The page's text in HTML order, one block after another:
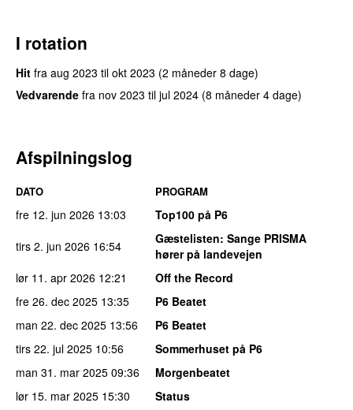
I rotation
Hit fra aug 2023 til okt 2023 (2 måneder 8 dage)
Vedvarende fra nov 2023 til jul 2024 (8 måneder 4 dage)
Afspilningslog
DATO PROGRAM
fre 12. jun 2026 13:03
Top100 på P6
tirs 2. jun 2026 16:54 Gæstelisten: Sange PRISMA
hører på landevejen
lør 11. apr 2026 12:21
Off the Record
fre 26. dec 2025 13:35
P6 Beatet
man 22. dec 2025 13:56
P6 Beatet
tirs 22. jul 2025 10:56
Sommerhuset på P6
man 31. mar 2025 09:36
Morgenbeatet
lør 15. mar 2025 15:30
Status